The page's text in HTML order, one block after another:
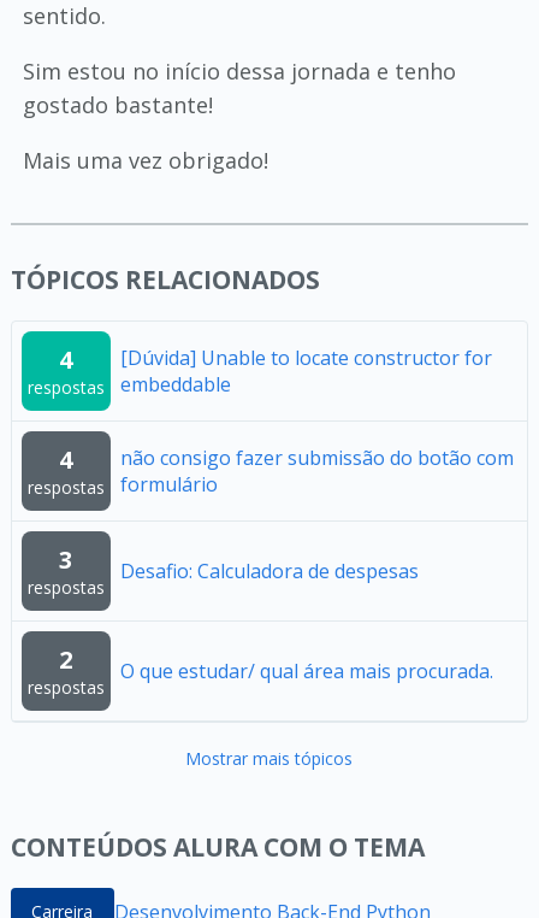
sentido.
Sim estou no início dessa jornada e tenho
gostado bastante!
Mais uma vez obrigado!
TÓPICOS RELACIONADOS
4
respostas
[Dúvida] Unable to locate constructor for
embeddable
4
respostas
não consigo fazer submissão do botão com
formulário
3
respostas
Desafio: Calculadora de despesas
2
respostas
O que estudar/ qual área mais procurada.
Mostrar mais tópicos
CONTEÚDOS ALURA COM O TEMA
Carreira Desenvolvimento Back-End Python